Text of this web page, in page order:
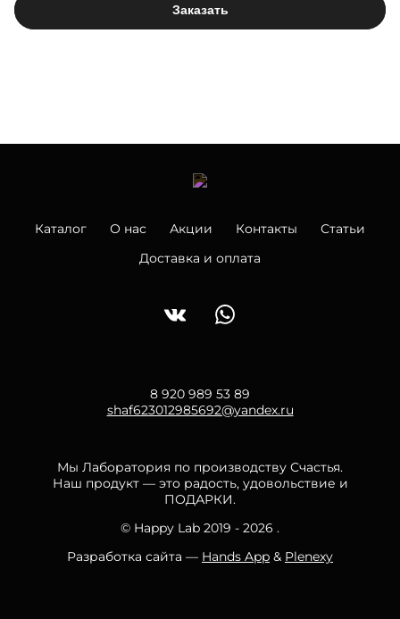
Заказать
Каталог О нас Акции Контакты
Статьи
Доставка и оплата
8 920 989 53 89
shaf623012985692@yandex.ru
Мы Лаборатория по производству Счастья.
Наш продукт — это радость, удовольствие и
ПОДАРКИ.
© Happy Lab 2019 - 2026 .
Разработка сайта — Hands App & Plenexy